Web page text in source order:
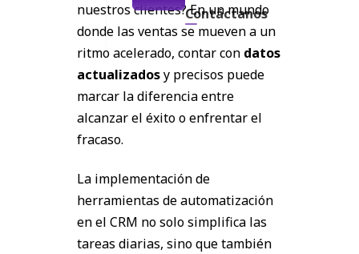
nuestros clientes? En un mundo
donde las ventas se mueven a un
ritmo acelerado, contar con datos
actualizadosy precisos puede
marcar la diferencia entre
alcanzar el éxito o enfrentar el
fracaso.
La implementación de
herramientas de automatización
en el CRM no solo simplifica las
tareas diarias, sino que también
Contáctanos